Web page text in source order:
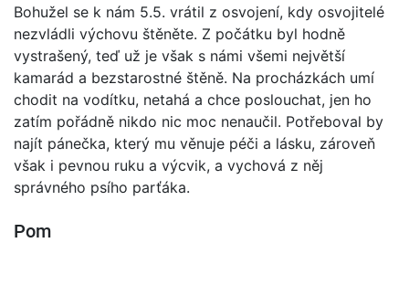
Bohužel se k nám 5.5. vrátil z osvojení, kdy osvojitelé
nezvládli výchovu štěněte. Z počátku byl hodně
vystrašený, teď už je však s námi všemi největší
kamarád a bezstarostné štěně. Na procházkách umí
chodit na vodítku, netahá a chce poslouchat, jen ho
zatím pořádně nikdo nic moc nenaučil. Potřeboval by
najít pánečka, který mu věnuje péči a lásku, zároveň
však i pevnou ruku a výcvik, a vychová z něj
správného psího parťáka.
Pom